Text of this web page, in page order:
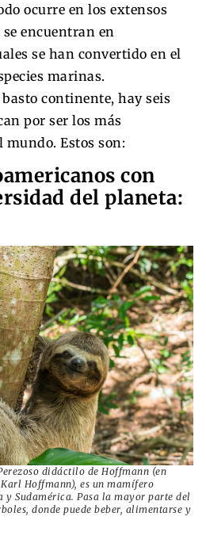
ocurre en los extensos
encuentran en
se han convertido en el
marinas.
continente, hay seis
por ser los más
mundo. Estos son:
con
del planeta:
didáctilo de Hoffmann (en
Hoffmann), es un mamífero
y Sudamérica. Pasa la mayor parte del
donde puede beber, alimentarse y